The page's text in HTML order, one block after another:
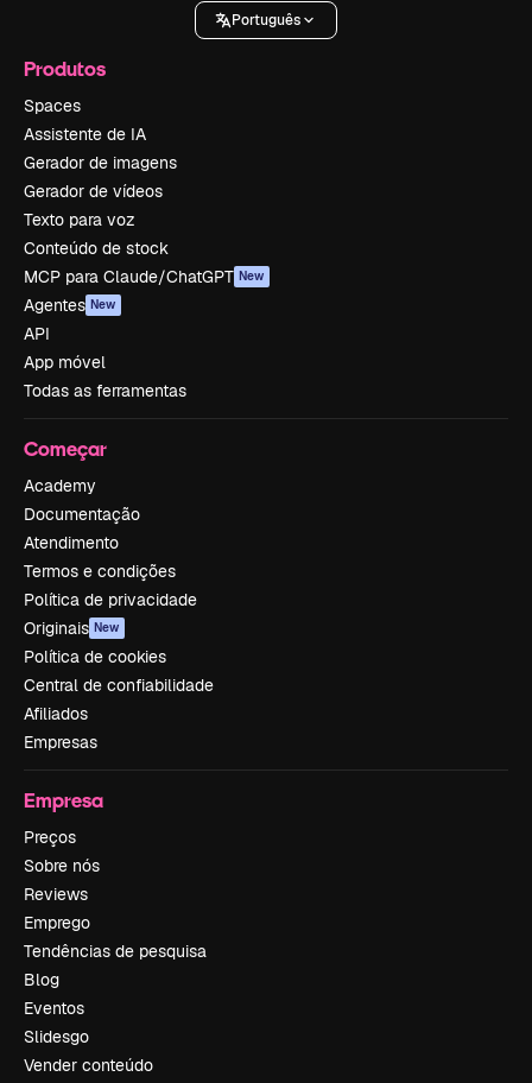
Português
Produtos
Spaces
Assistente de IA
Gerador de imagens
Gerador de vídeos
Texto para voz
Conteúdo de stock
MCP para Claude/ChatGPT New
Agentes New
API
App móvel
Todas as ferramentas
Começar
Academy
Documentação
Atendimento
Termos e condições
Política de privacidade
Originais New
Política de cookies
Central de confiabilidade
Afiliados
Empresas
Empresa
Preços
Sobre nós
Reviews
Emprego
Tendências de pesquisa
Blog
Eventos
Slidesgo
Vender conteúdo